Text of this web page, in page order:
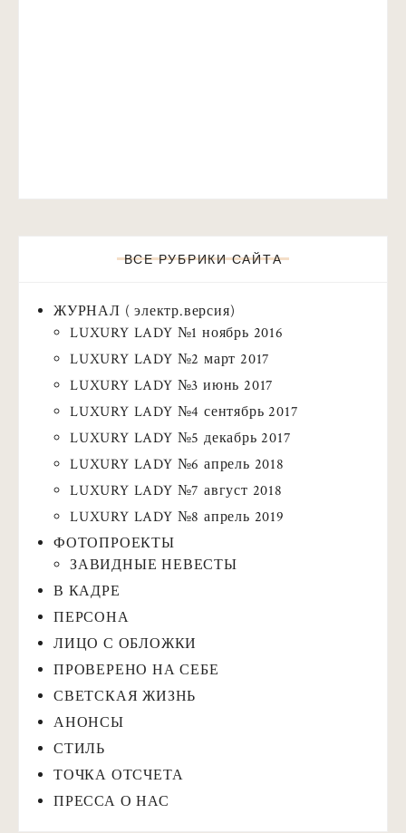
ВСЕ РУБРИКИ САЙТА
ЖУРНАЛ ( электр.версия)
LUXURY LADY №1 ноябрь 2016
LUXURY LADY №2 март 2017
LUXURY LADY №3 июнь 2017
LUXURY LADY №4 сентябрь 2017
LUXURY LADY №5 декабрь 2017
LUXURY LADY №6 апрель 2018
LUXURY LADY №7 август 2018
LUXURY LADY №8 апрель 2019
ФОТОПРОЕКТЫ
ЗАВИДНЫЕ НЕВЕСТЫ
В КАДРЕ
ПЕРСОНА
ЛИЦО С ОБЛОЖКИ
ПРОВЕРЕНО НА СЕБЕ
СВЕТСКАЯ ЖИЗНЬ
АНОНСЫ
СТИЛЬ
ТОЧКА ОТСЧЕТА
ПРЕССА О НАС